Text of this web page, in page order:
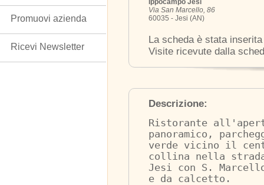
Ippocampo Jesi
Via San Marcello, 86
60035 - Jesi (AN)
La scheda è stata
Visite ricevute dalla
Descrizione:
Ristorante
panoramico,
verde vicino il
collina nella
Jesi con S.
e da calcetto.
Promuovi azienda
Ricevi Newsletter